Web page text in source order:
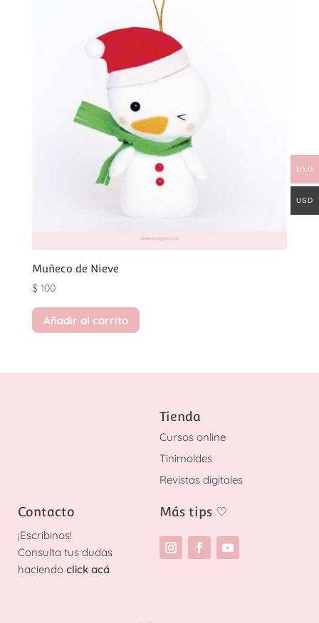
Muñeco de Nieve
$100
Añadir al carrito
Tienda
Cursos online
Tinimoldes
Revistas digitales
Contacto
¡Escribinos!
Consulta tus dudas
haciendo click acá
Más tips ♡
UYU
USD